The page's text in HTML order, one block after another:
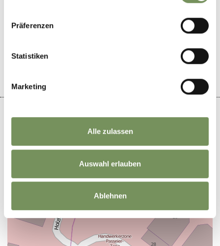
Präferenzen
Statistiken
Marketing
Alle zulassen
Auswahl erlauben
Ablehnen
WAR DER INHALT FÜR DICH HILFREICH?
+